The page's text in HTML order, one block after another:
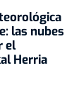
las nubes
el
Herria